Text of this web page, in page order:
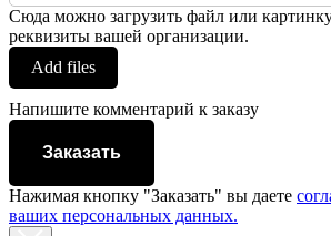
Сюда можно загрузить файл или
реквизиты вашей организации.
Add files
Напишите комментарий к заказу
Заказать
Нажимая кнопку "Заказать" вы даете
ваших персональных данных.